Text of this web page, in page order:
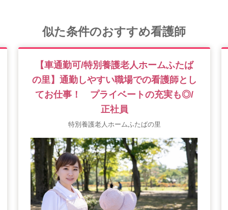
似た条件のおすすめ看護師
【車通勤可/特別養護老人ホームふたば
の里】通勤しやすい職場での看護師とし
てお仕事！ プライベートの充実も◎/
正社員
特別養護老人ホームふたばの里